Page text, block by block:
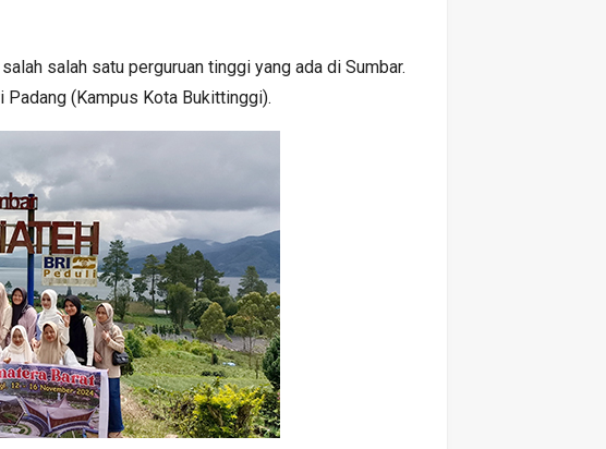
salah satu perguruan tinggi yang ada di Sumbar.
(Kampus Kota Bukittinggi).